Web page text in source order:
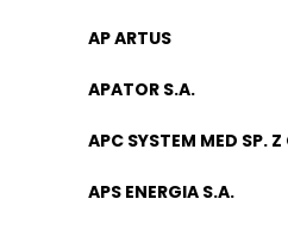
AP ARTUS
APATOR S.A.
APC SYSTEM MED SP.
APS ENERGIA S.A.